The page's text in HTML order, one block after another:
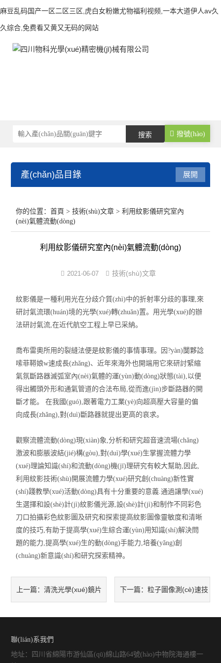
麻豆乱码国产一区二区三区,虎白女粉嫩尤物福利视频,一本大道伊人av久
久综合,免费看又黄又无码的网站
撥號(hào)
產(chǎn)品目錄
紋影儀
光彈儀
瞬態(tài)多光譜輻射測(cè)溫系統(tǒng)
窗口玻璃
展開
你的位置：首頁 >技術(shù)文章 > 利用紋影儀研究室內
(nèi)氣體流動(dòng)
利用紋影儀研究室內(nèi)氣體流動(dòng)
2021-06-07 技術(shù)文章
紋影儀是一種利用光在分歧介質(zhì)中的折射率分歧的事理,來
研討氣流環(huán)境的光學(xué)轉(zhuǎn)置。用光學(xué)的辦
法研討氣流,在近代航空工程上早已采納。
喬布雷奧所用的裂縫法便是紋影儀的事情事理。因?yàn)闅夥諗
嗦菲鞯娘w速成長(zhǎng)、近年來海外也開端用它來研討緊縮
氣氛斷路器滅弧室內(nèi)氣體的運(yùn)動(dòng)狀態(tài),以便
得出觸頭外形和通氣管道的合法布局,從而進(jìn)步斷路器的開
斷才能。 在我國(guó),跟著電力工業(yè)向超高壓大容量的偏
向成長(zhǎng),對(duì)斷路器就提出更高的哀求。
觀察流體流動(dòng)現(xiàn)象,分析和研究超音速流場(chǎng)
激波和膨脹波結(jié)構(gòu),對(duì)學(xué)生掌握流體力學
(xué)理論知識(shí)和流動(dòng)機(jī)理研究有較大幫助,因此,
利用紋影技術(shù)開展流體力學(xué)研究創(chuàng)新性實
(shí)踐教學(xué)活動(dòng)具有十分重要的意義.通過讓學(xué)
生選擇和設(shè)計(jì)紋影儀光源,設(shè)計(jì)和制作不同彩色
刀口拍攝彩色紋影圖及研究和探索提高紋影圖像靈敏度和清晰
度的技巧,有助于提高學(xué)生綜合運(yùn)用知識(shí)解決問
題的能力,提高學(xué)生的動(dòng)手能力,培養(yǎng)創
(chuàng)新意識(shí)和研究探索精神。
上一篇：清洗光學(xué)鏡片 下一篇： 粒子圖像測(cè)速技
聯(lián)系我們
地址：四川省綿陽市游仙區(qū)綿山路64號(hào)中物院海通樓一